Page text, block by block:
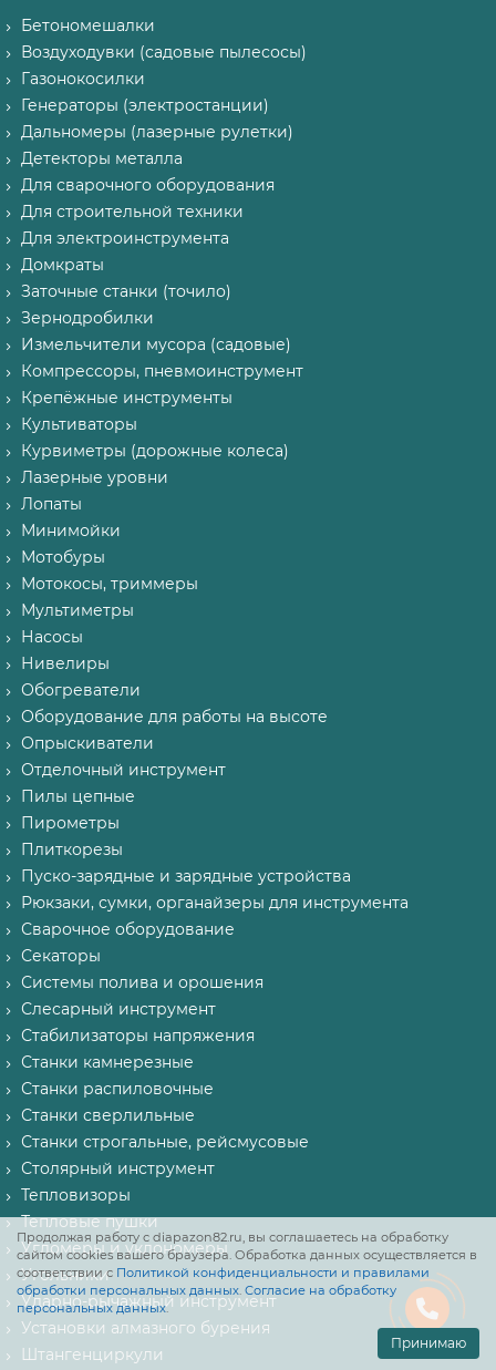
Продолжая работу с diapazon82.ru, вы соглашаетесь на обработку
сайтом cookies вашего браузера. Обработка данных осуществляется в
соответствии с Политикой конфиденциальности и правилами
обработки персональных данных. Согласие на обработку
персональных данных.
Принимаю
Бетономешалки
Воздуходувки (садовые пылесосы)
Газонокосилки
Генераторы (электростанции)
Дальномеры (лазерные рулетки)
Детекторы металла
Для сварочного оборудования
Для строительной техники
Для электроинструмента
Домкраты
Заточные станки (точило)
Зернодробилки
Измельчители мусора (садовые)
Компрессоры, пневмоинструмент
Крепёжные инструменты
Культиваторы
Курвиметры (дорожные колеса)
Лазерные уровни
Лопаты
Минимойки
Мотобуры
Мотокосы, триммеры
Мультиметры
Насосы
Нивелиры
Обогреватели
Оборудование для работы на высоте
Опрыскиватели
Отделочный инструмент
Пилы цепные
Пирометры
Плиткорезы
Пуско-зарядные и зарядные устройства
Рюкзаки, сумки, органайзеры для инструмента
Сварочное оборудование
Секаторы
Системы полива и орошения
Слесарный инструмент
Стабилизаторы напряжения
Станки камнерезные
Станки распиловочные
Станки сверлильные
Станки строгальные, рейсмусовые
Столярный инструмент
Тепловизоры
Тепловые пушки
Угломеры и уклономеры
Угольники
Ударно-рычажный инструмент
Установки алмазного бурения
Штангенциркули